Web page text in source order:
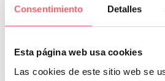
Consentimiento Detalles
Esta página web usa cookies
Las cookies de este sitio web se
08 Oct:Tendencias de invierno
la nueva colección de Clara
Este invierno, debido a las contingencias
Con la subida de la luz y el ahorro en el